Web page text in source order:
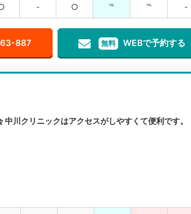
- ○ ℡ ℡ -
887 無料 WEBで予約する
川クリニックはアクセスがしやすくて便利です。